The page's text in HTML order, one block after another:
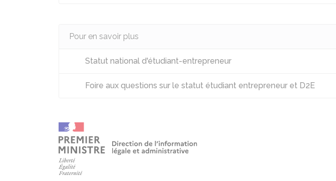
Pour en savoir plus
Statut national d'étudiant-entrepreneur
Foire aux questions sur le statut étudiant entrepreneur et D2E